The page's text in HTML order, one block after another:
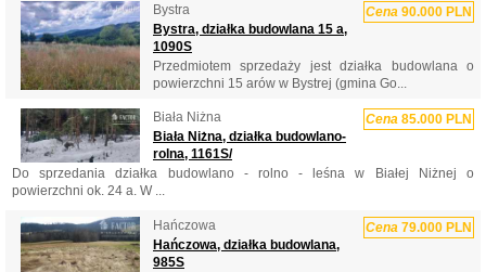
Bystra Cena 90.000 PLN
Bystra, działka budowlana 15 a,
1090S
Przedmiotem sprzedaży jest działka budowlana o
powierzchni 15 arów w Bystrej (gmina Go...
Biała Niżna Cena 85.000 PLN
Biała Niżna, działka budowlano-
rolna, 1161S/
Do sprzedania działka budowlano - rolno - leśna w Białej Niżnej o
powierzchni ok. 24 a. W ...
Hańczowa Cena 79.000 PLN
Hańczowa, działka budowlana,
985S